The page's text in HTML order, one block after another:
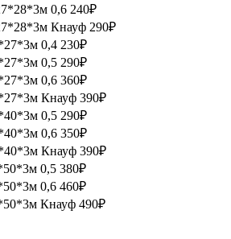
0,6 240₽
Кнауф 290₽
0,4 230₽
0,5 290₽
0,6 360₽
Кнауф 390₽
0,5 290₽
0,6 350₽
Кнауф 390₽
0,5 380₽
0,6 460₽
Кнауф 490₽